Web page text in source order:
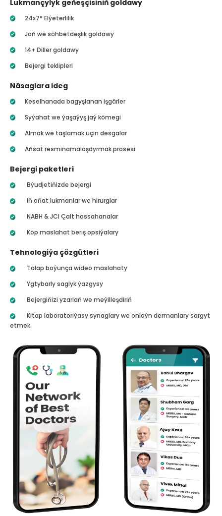
Lukmançylyk geňeşçisiniň goldawy
24x7* Elýeterlilik
Jaň we söhbetdeşlik goldawy
14+ Diller goldawy
Bejergi teklipleri
Näsaglara ideg
Keselhanada bagyşlanan işgärler
Syýahat we ýaşaýyş jaý kömegi
Almak we taşlamak üçin desgalar
Aňsat resminamalaşdyrmak prosesi
Bejergi paketleri
Býudjetiňizde bejergi
Iň oňat lukmanlar we hirurglar
NABH & JCI Çalt hassahanalar
Köp maslahat beriş opsiýalary
Tehnologiýa çözgütleri
Talap boýunça wideo maslahaty
Ygtybarly saglyk ýazgysy
Bejergiňizi yzarlaň we meýilleşdiriň
Kitap laboratoriýasy synaglary we onlaýn dermanlary sargyt
etmek